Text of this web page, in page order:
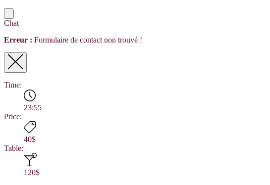
Chat
Erreur : Formulaire de contact non trouvé !
Time:
23:55
Price:
40$
Table:
120$